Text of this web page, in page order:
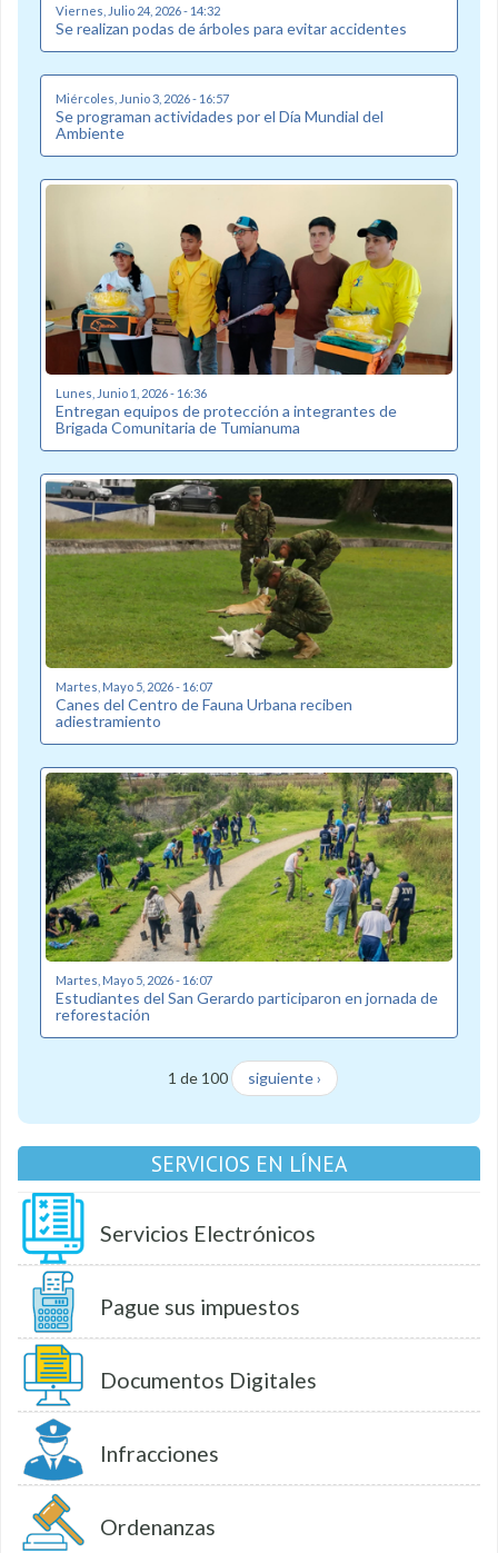
Viernes, Julio 24, 2026 - 14:32
Se realizan podas de árboles para evitar accidentes
Miércoles, Junio 3, 2026 - 16:57
Se programan actividades por el Día Mundial del
Ambiente
Lunes, Junio 1, 2026 - 16:36
Entregan equipos de protección a integrantes de
Brigada Comunitaria de Tumianuma
Martes, Mayo 5, 2026 - 16:07
Canes del Centro de Fauna Urbana reciben
adiestramiento
Martes, Mayo 5, 2026 - 16:07
Estudiantes del San Gerardo participaron en jornada de
reforestación
1 de 100 siguiente ›
SERVICIOS EN LÍNEA
Servicios Electrónicos
Pague sus impuestos
Documentos Digitales
Infracciones
Ordenanzas